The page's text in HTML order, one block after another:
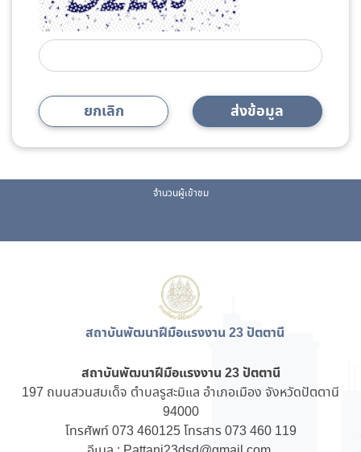
ยกเลิก ส่งข้อมูล
จำนวนผู้เข้าชม
สถาบันพัฒนาฝีมือแรงงาน 23 ปัตตานี
สถาบันพัฒนาฝีมือแรงงาน 23 ปัตตานี
197 ถนนสวนสมเด็จ ตำบลรูสะมิแล อำเภอเมือง จังหวัดปัตตานี
94000
โทรศัพท์ 073 460125 โทรสาร 073 460 119